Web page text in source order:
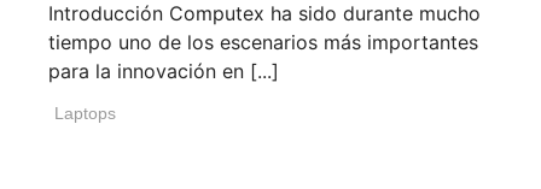
Introducción Computex ha sido durante mucho
tiempo uno de los escenarios más importantes
para la innovación en [...]
Laptops